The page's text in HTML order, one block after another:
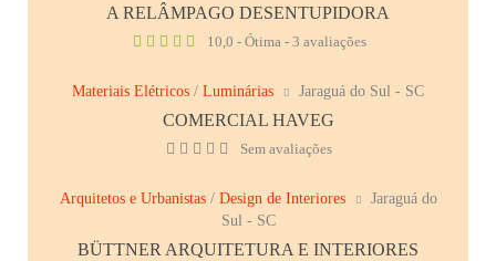
A RELÂMPAGO DESENTUPIDORA
10,0 - Ótima - 3 avaliações
Materiais Elétricos / Luminárias Jaraguá do Sul - SC
COMERCIAL HAVEG
Sem avaliações
Arquitetos e Urbanistas/ Design de Interiores
Jaraguá do
Sul - SC
BÜTTNER ARQUITETURA E INTERIORES